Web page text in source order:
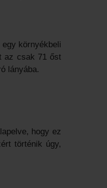
környékbeli
az csak 71 őst
lányába.
hogy ez
történik úgy,